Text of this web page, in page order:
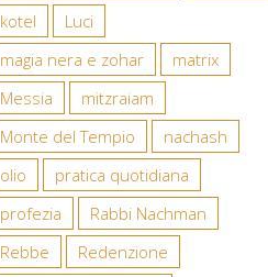
kotel
Luci
magia nera e zohar
matrix
Messia
mitzraiam
Monte del Tempio
nachash
olio
pratica quotidiana
profezia
Rabbi Nachman
Rebbe
Redenzione